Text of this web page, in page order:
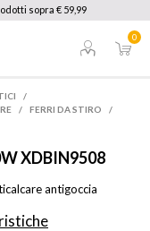
sopra € 59,99
0
/
/ FERRI DA STIRO
/
XDBIN9508
antigoccia